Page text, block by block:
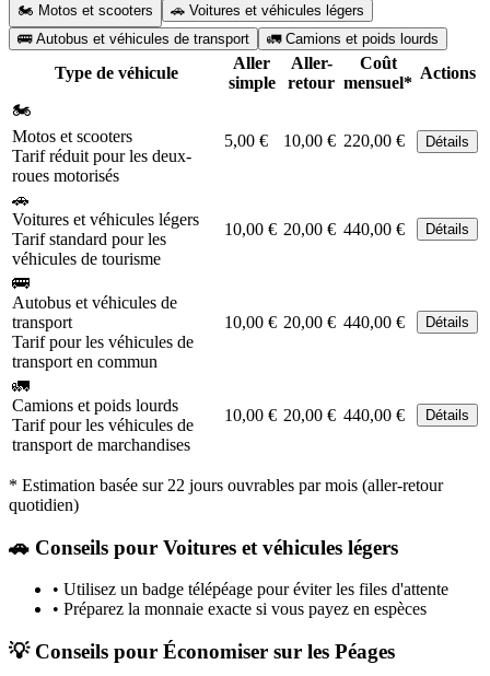
🏍️ Motos et scooters
🚗 Voitures et véhicules légers
🚌 Autobus et véhicules de transport
🚛 Camions et poids lourds
Type de véhicule
Aller
simple
Aller-
retour
Coût
mensuel*
Actions
🏍️
Motos et scooters
Tarif réduit pour les deux-
roues motorisés
5,00 € 10,00 € 220,00 € Détails
🚗
Voitures et véhicules légers
Tarif standard pour les
véhicules de tourisme
10,00 € 20,00 € 440,00 € Détails
🚌
Autobus et véhicules de
transport
Tarif pour les véhicules de
transport en commun
10,00 € 20,00 € 440,00 € Détails
🚛
Camions et poids lourds
Tarif pour les véhicules de
transport de marchandises
10,00 € 20,00 € 440,00 € Détails
* Estimation basée sur 22 jours ouvrables par mois (aller-retour
quotidien)
🚗 Conseils pour Voitures et véhicules légers
• Utilisez un badge télépéage pour éviter les files d'attente
• Préparez la monnaie exacte si vous payez en espèces
💡 Conseils pour Économiser sur les Péages